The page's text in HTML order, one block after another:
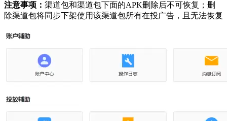
注意事项： 渠道包和渠道包下面的APK删除后不可恢复；删
除渠道包将同步下架使用该渠道包所有在投广告，且无法恢复